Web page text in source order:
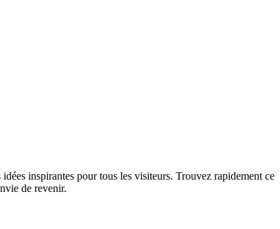
inspirantes pour tous les visiteurs. Trouvez rapidement ce
de revenir.